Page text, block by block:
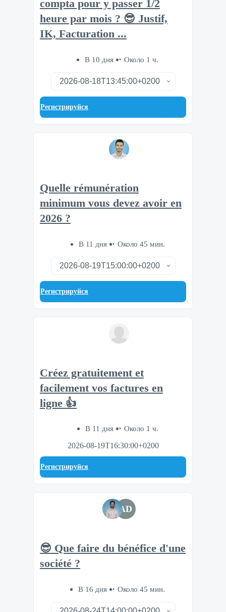
compta pour y passer 1/2
heure par mois ? 😎 Justif,
IK, Facturation ...
В 10 дня Около 1 ч.
Регистрируйся
Quelle rémunération
minimum vous devez avoir en
2026 ?
В 11 дня Около 45 мин.
Регистрируйся
Créez gratuitement et
facilement vos factures en
ligne 👍
В 11 дня
Около 1 ч.
2026-08-19T16:30:00+0200
Регистрируйся
AD
😎 Que faire du bénéfice d'une
société ?
В 16 дня Около 45 мин.